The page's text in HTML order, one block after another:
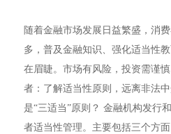
随着金融市场发展日益繁盛，消
多，普及金融知识、强化适当性
在眉睫。市场有风险，投资需谨
者：了解适当性原则，远离非法
是“三适当”原则？ 金融机构发行
者适当性管理。主要包括三个方